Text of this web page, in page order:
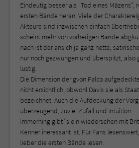
Eindeutig besser als "Tod eines Mäzens",
ersten Bände heran. Viele der
Akteure sind inzwischen einfach
scheint mehr von vorherigen Bände
nach ist der ansich ja ganz nette,
nur noch gezwungen und überspitzt, also
lustig.
Die Dimension der gvon Falco
nicht ersichtlich, obwohl Davis sie als
bezeichnet. Auch die Aufdeckung der
überzeugend, zuviel Zufall und Intuition.
Immerhing gibt´s ein wiedersehen mit
Kenner ineressant ist. Für Fans
lieber die ersten Bände lesen.